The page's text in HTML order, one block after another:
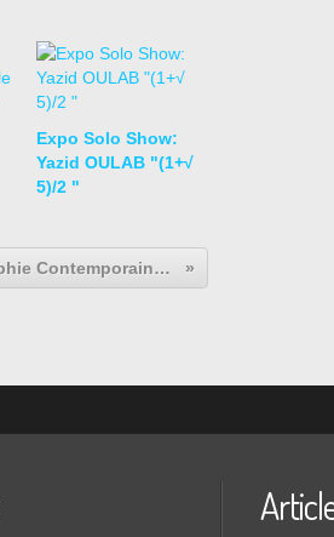
Expo Solo Show:
Yazid OULAB "(1+√
5)/2 "
Exposition Photographie Contemporaine: Harold FEINSTEIN « Gracieusement Vôtre »